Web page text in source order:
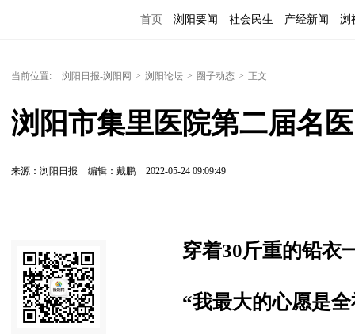
首页 浏阳要闻 社会民生 产经新闻 浏
当前位置: 浏阳日报-浏阳网 > 浏阳论坛 > 圈子动态 > 正文
浏阳市集里医院第二届名
来源：浏阳日报 编辑：戴鹏 2022-05-24 09:09:49
穿着30斤重的铅衣
“我最大的心愿是